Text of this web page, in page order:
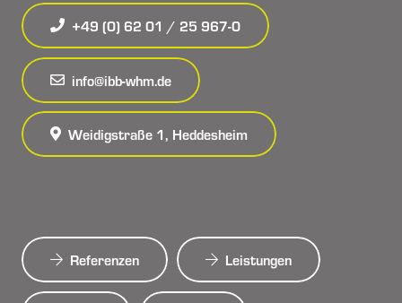
+49 (0) 62 01 / 25 967-0
info@ibb-whm.de
Weidigstraße 1, Heddesheim
Referenzen Leistungen